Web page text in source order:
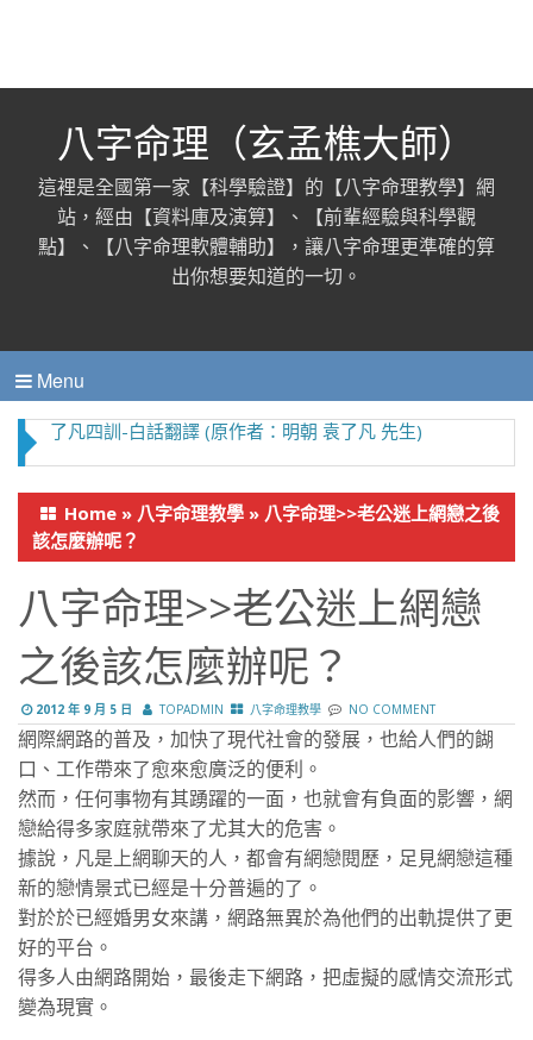
八字命理（玄孟樵大師）
這裡是全國第一家【科學驗證】的【八字命理教學】網
站，經由【資料庫及演算】、【前輩經驗與科學觀
點】、【八字命理軟體輔助】，讓八字命理更準確的算
出你想要知道的一切。
Menu
了凡四訓-白話翻譯 (原作者：明朝 袁了凡 先生)
Home » 八字命理教學 » 八字命理>>老公迷上網戀之後
該怎麼辦呢？
八字命理>>老公迷上網戀
之後該怎麼辦呢？
2012 年 9 月 5 日 TOPADMIN 八字命理教學 NO COMMENT
網際網路的普及，加快了現代社會的發展，也給人們的餬
口、工作帶來了愈來愈廣泛的便利。
然而，任何事物有其踴躍的一面，也就會有負面的影響，網
戀給得多家庭就帶來了尤其大的危害。
據說，凡是上網聊天的人，都會有網戀閱歷，足見網戀這種
新的戀情景式已經是十分普遍的了。
對於於已經婚男女來講，網路無異於為他們的出軌提供了更
好的平台。
得多人由網路開始，最後走下網路，把虛擬的感情交流形式
變為現實。